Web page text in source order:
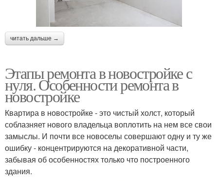
читать дальше →
Этапы ремонта в новостройке с
нуля. Особенности ремонта в
новостройке
Квартира в новостройке - это чистый холст, который
соблазняет нового владельца воплотить на нем все свои
замыслы. И почти все новоселы совершают одну и ту же
ошибку - концентрируются на декоративной части,
забывая об особенностях только что построенного
здания.